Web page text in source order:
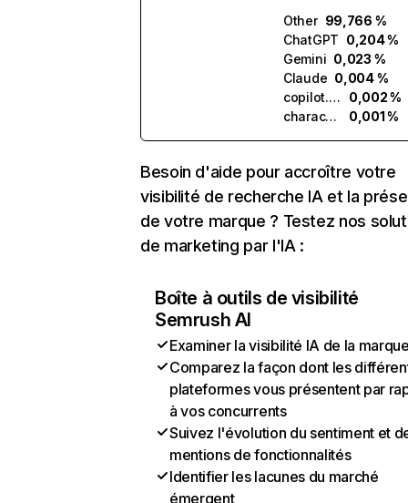
Other 99,766 %
ChatGPT 0,204 %
Gemini 0,023 %
Claude 0,004 %
copilot.microsoft.com
0,002 %
character.ai
0,001 %
Besoin d'aide pour accroître votre
visibilité de recherche IA et la
de votre marque ? Testez nos
de marketing par l'IA :
Boîte à outils de visibilité
Semrush AI
Examiner la visibilité IA de la
Comparez la façon dont les
plateformes vous présentent par
à vos concurrents
Suivez l'évolution du sentiment et
mentions de fonctionnalités
Identifier les lacunes du marché
émergent